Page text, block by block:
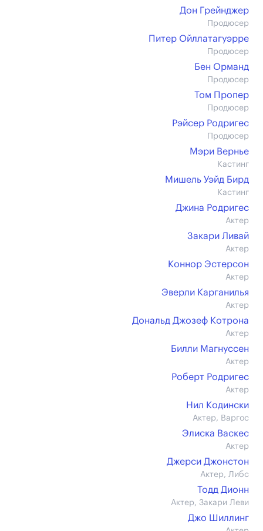
Дон Грейнджер
Продюсер
Питер Ойллатагуэрре
Продюсер
Бен Орманд
Продюсер
Том Пропер
Продюсер
Рэйсер Родригес
Продюсер
Мэри Вернье
Кастинг
Мишель Уэйд Бирд
Кастинг
Джина Родригес
Актер
Закари Ливай
Актер
Коннор Эстерсон
Актер
Эверли Карганилья
Актер
Дональд Джозеф Котрона
Актер
Билли Магнуссен
Актер
Роберт Родригес
Актер
Нил Кодински
Актер, Варгос
Элиска Васкес
Актер
Джерси Джонстон
Актер, Либс
Тодд Дионн
Актер, Закари Леви
Джо Шиллинг